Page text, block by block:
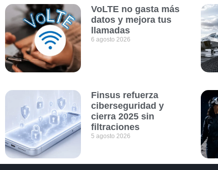
VoLTE no gasta más
datos y mejora tus
llamadas
6 agosto 2026
Finsus refuerza
ciberseguridad y
cierra 2025 sin
filtraciones
5 agosto 2026